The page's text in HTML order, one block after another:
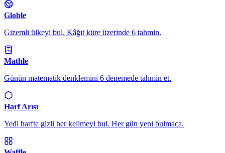
Globle
Gizemli ülkeyi bul. Kâğıt küre üzerinde 6 tahmin.
Mathle
Günün matematik denklemini 6 denemede tahmin et.
Harf Arısı
Yedi harfte gizli her kelimeyi bul. Her gün yeni bulmaca.